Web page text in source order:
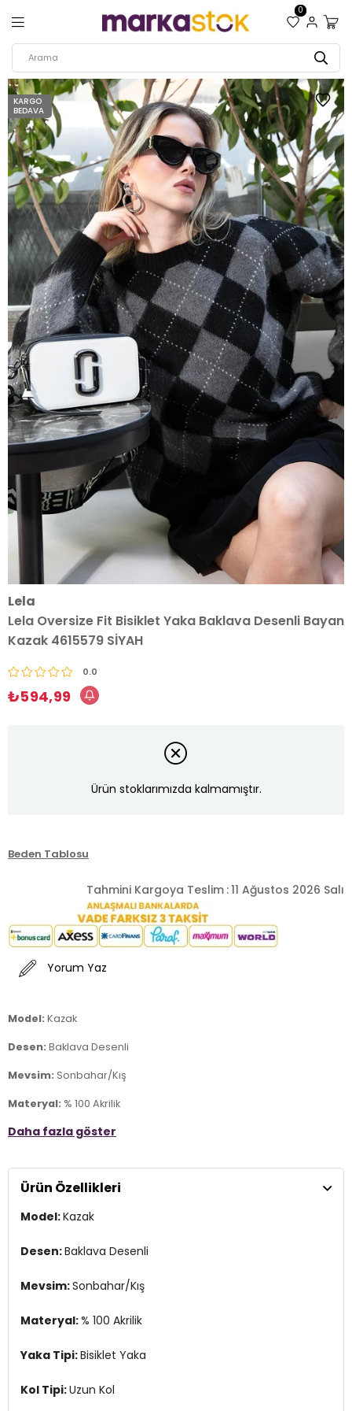
0
KARGO
BEDAVA
Lela
Lela Oversize Fit Bisiklet Yaka Baklava Desenli Bayan
Kazak 4615579 SİYAH
0.0
₺594,99
Ürün stoklarımızda kalmamıştır.
Beden Tablosu
Tahmini Kargoya Teslim :11 Ağustos 2026 Salı
Yorum Yaz
Model: Kazak
Desen: Baklava Desenli
Mevsim: Sonbahar/Kış
Materyal: % 100 Akrilik
Yaka Tipi:Bisiklet Yaka
Kalıp Bilgisi:Oversize Fit
Manken Bedeni:
Yaş Grubu: Yetişkin
Menşei:Türkiye
Daha fazla göster
Ürün Özellikleri
Model:Kazak
Desen:Baklava Desenli
Mevsim:Sonbahar/Kış
Materyal:% 100 Akrilik
Yaka Tipi:Bisiklet Yaka
Kol Tipi:Uzun Kol